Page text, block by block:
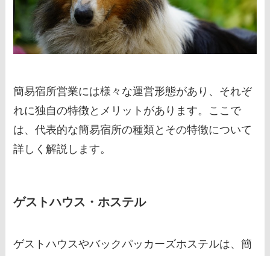
簡易宿所営業には様々な運営形態があり、それぞ
れに独自の特徴とメリットがあります。ここで
は、代表的な簡易宿所の種類とその特徴について
詳しく解説します。
ゲストハウス・ホステル
ゲストハウスやバックパッカーズホステルは、簡